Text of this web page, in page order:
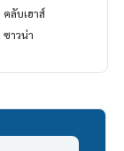
คลับเฮาส์
ซาวน่า